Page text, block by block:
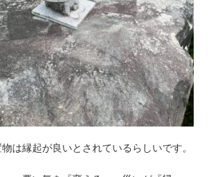
は縁起が良いとされているらしいです。